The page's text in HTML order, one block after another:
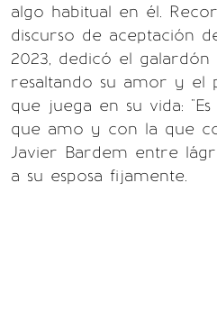
algo habitual en él.
discurso de aceptación
2023, dedicó el galardón
resaltando su amor y el
que juega en su vida:
que amo y con la que
Javier Bardem entre
a su esposa fijamente.